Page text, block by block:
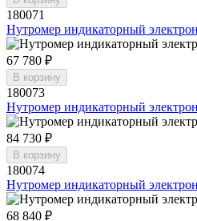
180071
Нутромер индикаторный
67 780 ₽
В корзину
180073
Нутромер индикаторный
84 730 ₽
В корзину
180074
Нутромер индикаторный
68 840 ₽